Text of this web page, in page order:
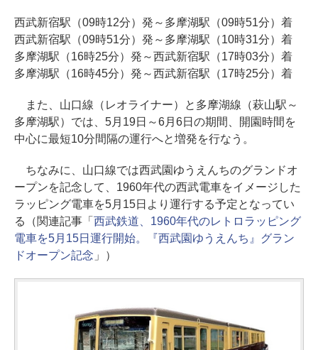
西武新宿駅（09時12分）発～多摩湖駅（09時51分）着
西武新宿駅（09時51分）発～多摩湖駅（10時31分）着
多摩湖駅（16時25分）発～西武新宿駅（17時03分）着
多摩湖駅（16時45分）発～西武新宿駅（17時25分）着
また、山口線（レオライナー）と多摩湖線（萩山駅～
多摩湖駅）では、5月19日～6月6日の期間、開園時間を
中心に最短10分間隔の運行へと増発を行なう。
ちなみに、山口線では西武園ゆうえんちのグランドオ
ープンを記念して、1960年代の西武電車をイメージした
ラッピング電車を5月15日より運行する予定となってい
る（関連記事「 西武鉄道、1960年代のレトロラッピング
電車を5月15日運行開始。『西武園ゆうえんち』グラン
ドオープン記念 」）